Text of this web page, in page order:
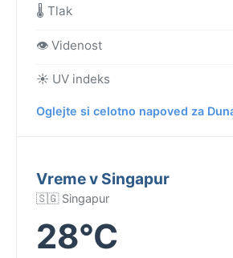
🌡️ Tlak
👁️ Videnost
☀️ UV indeks
Oglejte si celotno napoved za
Vreme v Singapur
🇸🇬 Singapur
28°C